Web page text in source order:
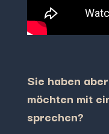
Sie haben
möchten mit
sprechen?